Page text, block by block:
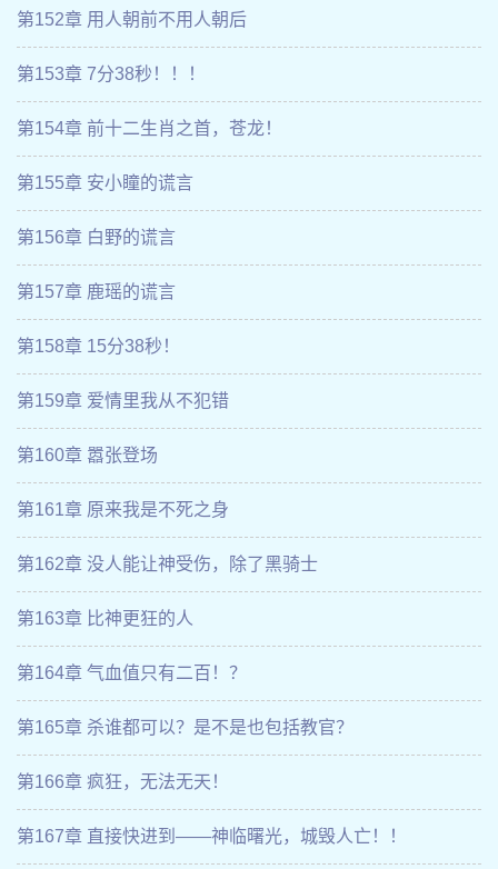
第152章 用人朝前不用人朝后
第153章 7分38秒！！！
第154章 前十二生肖之首，苍龙！
第155章 安小瞳的谎言
第156章 白野的谎言
第157章 鹿瑶的谎言
第158章 15分38秒！
第159章 爱情里我从不犯错
第160章 嚣张登场
第161章 原来我是不死之身
第162章 没人能让神受伤，除了黑骑士
第163章 比神更狂的人
第164章 气血值只有二百！？
第165章 杀谁都可以？是不是也包括教官？
第166章 疯狂，无法无天！
第167章 直接快进到——神临曙光，城毁人亡！！